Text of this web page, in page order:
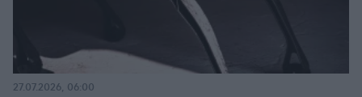
27.07.2026, 06:00